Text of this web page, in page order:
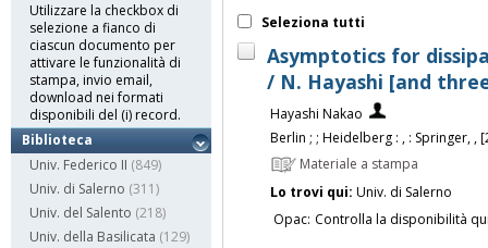
Utilizzare la checkbox di
selezione a fianco di
ciascun documento per
attivare le funzionalità di
stampa, invio email,
download nei formati
disponibili del (i) record.
Biblioteca
Univ. Federico II (849)
Univ. di Salerno (311)
Univ. del Salento (218)
Univ. della Basilicata (129)
Seleziona tutti
Asymptotics for
/ N. Hayashi [and
Hayashi Nakao
Berlin ; ; Heidelberg : , : Springer, ,
Materiale a stampa
Lo trovi qui: Univ. di Salerno
Opac: Controlla la disponibilità